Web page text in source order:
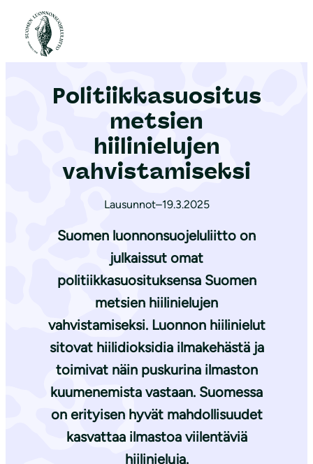
Etusivu
Politiikkasuositus
metsien
hiilinielujen
vahvistamiseksi
Lausunnot–19.3.2025
Suomen luonnonsuojeluliitto on
julkaissut omat
politiikkasuosituksensa Suomen
metsien hiilinielujen
vahvistamiseksi. Luonnon hiilinielut
sitovat hiilidioksidia ilmakehästä ja
toimivat näin puskurina ilmaston
kuumenemista vastaan. Suomessa
on erityisen hyvät mahdollisuudet
kasvattaa ilmastoa viilentäviä
hiilinieluja.